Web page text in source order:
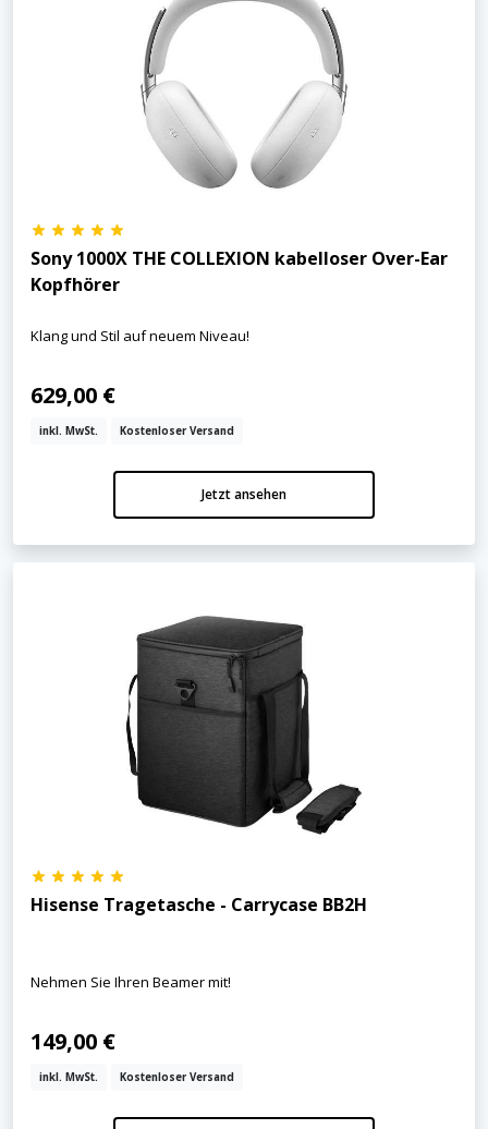
Sony 1000X THE COLLEXION kabelloser Over-Ear
Kopfhörer
Klang und Stil auf neuem Niveau!
629,00 €
inkl. MwSt. Kostenloser Versand
Jetzt ansehen
Hisense Tragetasche - Carrycase BB2H
Nehmen Sie Ihren Beamer mit!
149,00 €
inkl. MwSt. Kostenloser Versand